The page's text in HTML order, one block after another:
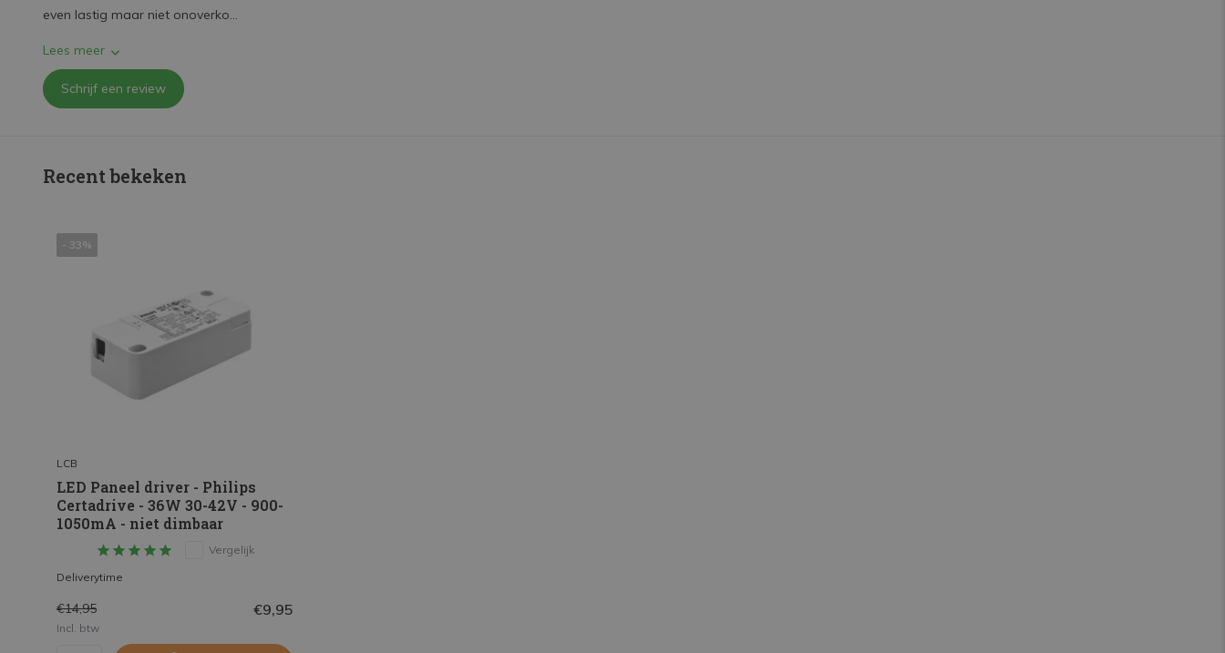
even lastig maar niet onoverko...
Lees meer
Schrijf een review
Recent bekeken
- 33%
LCB
LED Paneel driver - Philips
Certadrive - 36W 30-42V - 900-
1050mA - niet dimbaar
Vergelijk
Deliverytime
€14,95 €9,95
Incl. btw